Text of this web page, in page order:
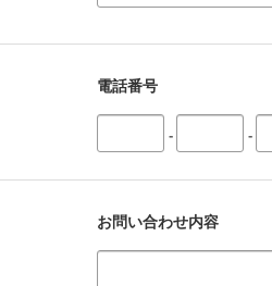
電話番号
- -
お問い合わせ内容